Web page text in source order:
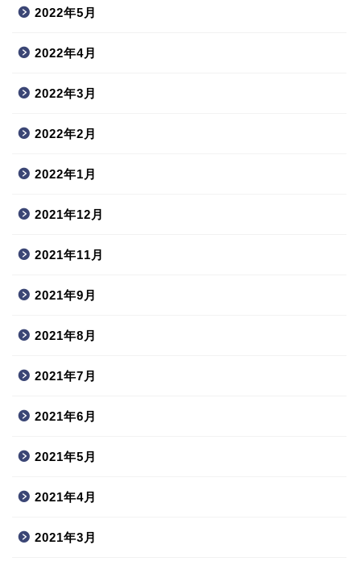
2022年5月
2022年4月
2022年3月
2022年2月
2022年1月
2021年12月
2021年11月
2021年9月
2021年8月
2021年7月
2021年6月
2021年5月
2021年4月
2021年3月